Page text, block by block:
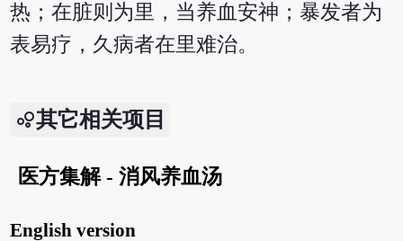
热；在脏则为里，当养血安神；暴发者为
表易疗，久病者在里难治。
其它相关项目
医方集解 - 消风养血汤
English version